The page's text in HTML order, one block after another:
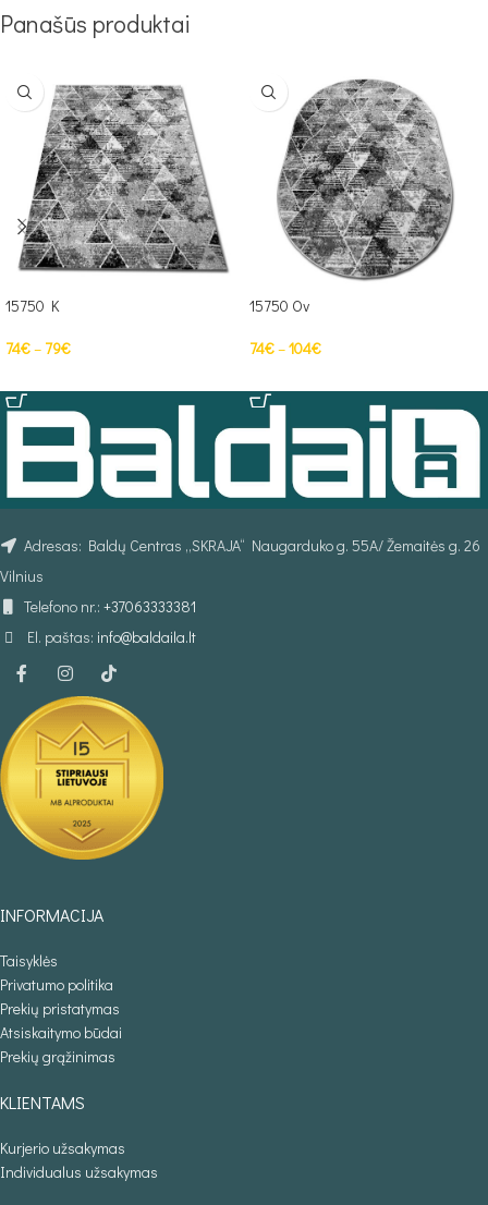
Panašūs produktai
15750 K
74€– 79€
15750 Ov
74€–104€
Adresas: Baldų Centras „SKRAJA“ Naugarduko g. 55A/ Žemaitės g. 26
Vilnius
Telefono nr.: +37063333381
El. paštas: info@baldaila.lt
INFORMACIJA
Taisyklės
Privatumo politika
Prekių pristatymas
Atsiskaitymo būdai
Prekių grąžinimas
KLIENTAMS
Kurjerio užsakymas
Individualus užsakymas